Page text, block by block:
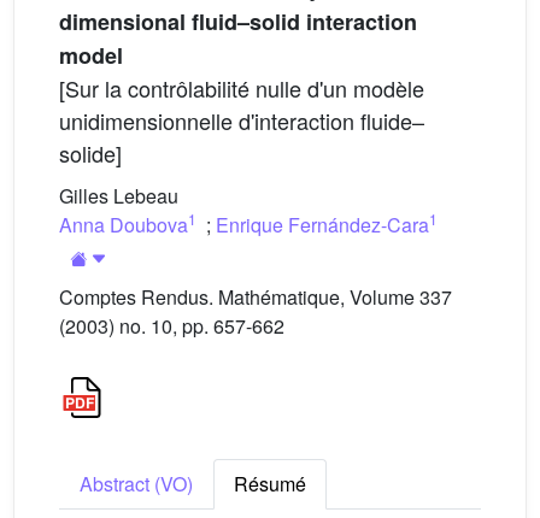
dimensional fluid–solid interaction
model
[Sur la contrôlabilité nulle d'un modèle
unidimensionnelle d'interaction fluide–
solide]
Gilles Lebeau
Anna Doubova1 ; Enrique Fernández-Cara1
Comptes Rendus. Mathématique, Volume 337
(2003) no. 10, pp. 657-662
Abstract (VO)
Résumé